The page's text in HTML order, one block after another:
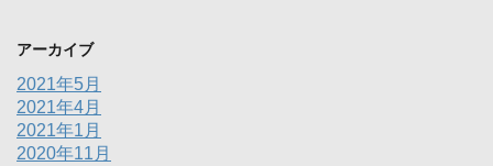
アーカイブ
2021年5月
2021年4月
2021年1月
2020年11月